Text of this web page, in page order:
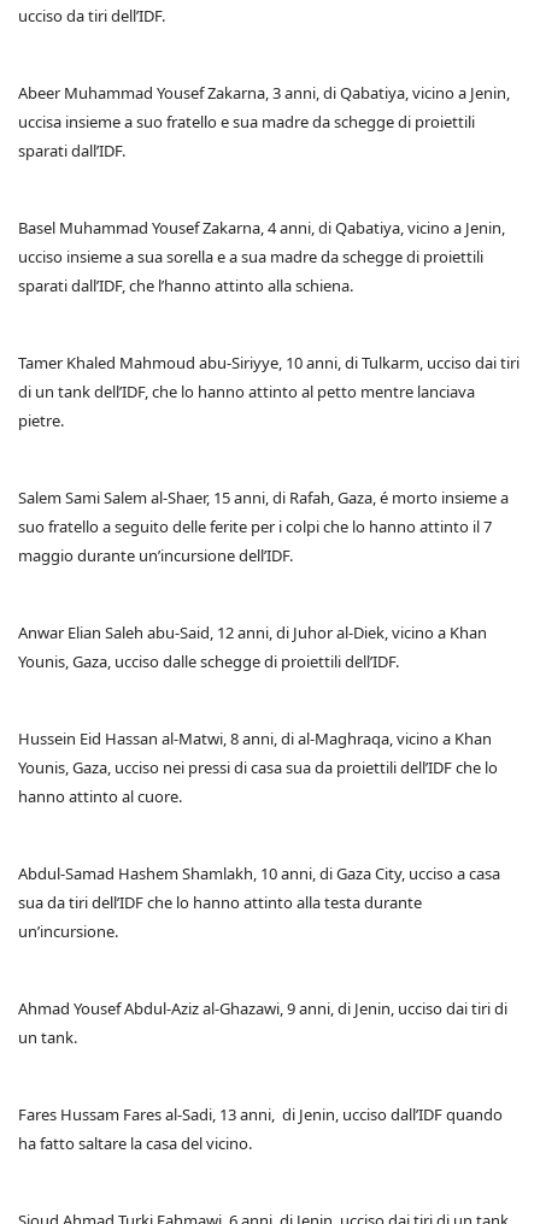
ucciso da tiri dell’IDF.
Abeer Muhammad Yousef Zakarna, 3 anni, di Qabatiya, vicino a Jenin,
uccisa insieme a suo fratello e sua madre da schegge di proiettili
sparati dall’IDF.
Basel Muhammad Yousef Zakarna, 4 anni, di Qabatiya, vicino a Jenin,
ucciso insieme a sua sorella e a sua madre da schegge di proiettili
sparati dall’IDF, che l’hanno attinto alla schiena.
Tamer Khaled Mahmoud abu-Siriyye, 10 anni, di Tulkarm, ucciso dai tiri
di un tank dell’IDF, che lo hanno attinto al petto mentre lanciava
pietre.
Salem Sami Salem al-Shaer, 15 anni, di Rafah, Gaza, é morto insieme a
suo fratello a seguito delle ferite per i colpi che lo hanno attinto il 7
maggio durante un’incursione dell’IDF.
Anwar Elian Saleh abu-Said, 12 anni, di Juhor al-Diek, vicino a Khan
Younis, Gaza, ucciso dalle schegge di proiettili dell’IDF.
Hussein Eid Hassan al-Matwi, 8 anni, di al-Maghraqa, vicino a Khan
Younis, Gaza, ucciso nei pressi di casa sua da proiettili dell’IDF che lo
hanno attinto al cuore.
Abdul-Samad Hashem Shamlakh, 10 anni, di Gaza City, ucciso a casa
sua da tiri dell’IDF che lo hanno attinto alla testa durante
un’incursione.
Ahmad Yousef Abdul-Aziz al-Ghazawi, 9 anni, di Jenin, ucciso dai tiri di
un tank.
Fares Hussam Fares al-Sadi, 13 anni, di Jenin, ucciso dall’IDF quando
ha fatto saltare la casa del vicino.